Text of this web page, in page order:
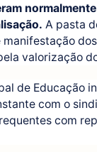
A pasta
valorização
de Educação
com o
com